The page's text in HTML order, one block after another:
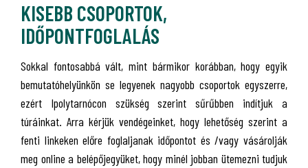
KISEBB CSOPORTOK,
IDŐPONTFOGLALÁS
Sokkal fontosabbá vált, mint bármikor korábban, hogy egyik
bemutatóhelyünkön se legyenek nagyobb csoportok egyszerre,
ezért Ipolytarnócon szükség szerint sűrűbben indítjuk a
túráinkat. Arra kérjük vendégeinket, hogy lehetőség szerint a
fenti linkeken előre foglaljanak időpontot és /vagy vásárolják
meg online a belépőjegyüket, hogy minél jobban ütemezni tudjuk